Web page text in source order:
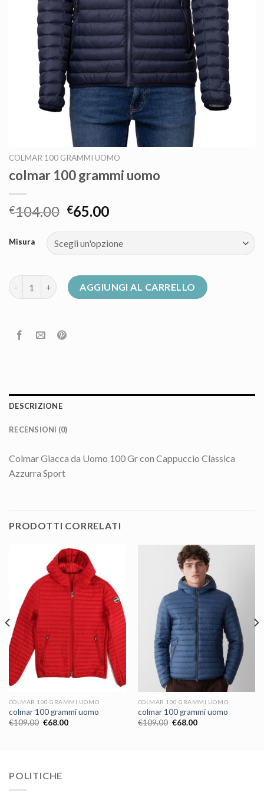
COLMAR 100 GRAMMI UOMO
colmar 100 grammi uomo
€104.00 €65.00
Misura
colmar 100 grammi uomo quantità
AGGIUNGI AL CARRELLO
DESCRIZIONE
RECENSIONI (0)
Colmar Giacca da Uomo 100 Gr con Cappuccio Classica
Azzurra Sport
PRODOTTI CORRELATI
COLMAR 100 GRAMMI UOMO
colmar 100 grammi uomo
€109.00 €68.00
COLMAR 100 GRAMMI UOMO
colmar 100 grammi uomo
€109.00 €68.00
POLITICHE